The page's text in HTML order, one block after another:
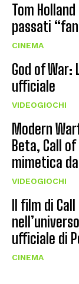
Tom
passati
CINEMA
God of
ufficiale
VIDEOGIOCHI
Modern
Beta, Call
mimetica
VIDEOGIOCHI
Il film di
ufficiale di
CINEMA